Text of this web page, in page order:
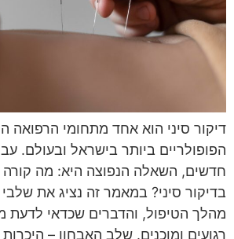
דיקור סיני הוא אחד מתחומי הרפואה
הפופולריים ביותר בישראל ובעולם.
חדשים, השאלה הנפוצה היא: מה קורה
בדיקור סיני? במאמר זה נציג את
מהלך הטיפול, והדברים שכדאי לדעת
רגועים ומוכנים. שלב האבחון –